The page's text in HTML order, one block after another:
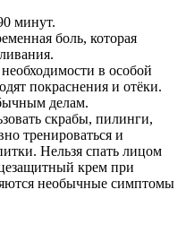
минут.
боль, которая
в особой
покраснения и отёки.
делам.
скрабы, пилинги,
тренироваться и
Нельзя спать лицом
крем при
необычные симптомы